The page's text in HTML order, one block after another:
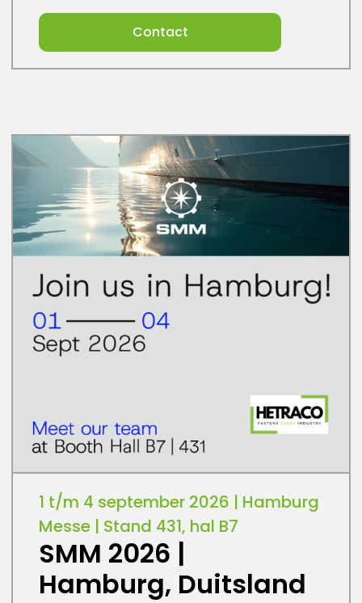
Contact
1 t/m 4 september 2026 | Hamburg
Messe | Stand 431, hal B7
SMM 2026 |
Hamburg, Duitsland